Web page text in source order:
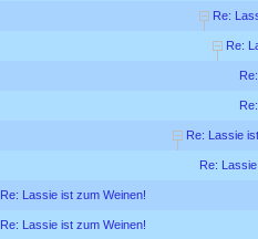
Re:
Re:
Re: Lassie
Re:
Re: Lassie ist zum Weinen!
Re: Lassie ist zum Weinen!